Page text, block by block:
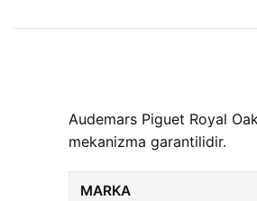
Audemars Piguet Royal
mekanizma garantilidir.
MARKA